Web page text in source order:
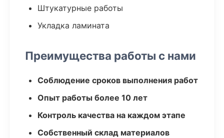
Штукатурные работы
Укладка ламината
Преимущества работы с нами
Соблюдение сроков выполнения работ
Опыт работы более 10 лет
Контроль качества на каждом этапе
Собственный склад материалов